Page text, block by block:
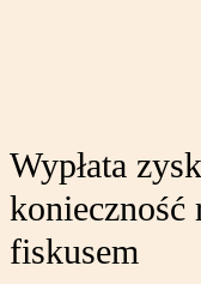
Wypłata
konieczność
fiskusem